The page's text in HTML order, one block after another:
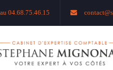
04.68.75.46.15